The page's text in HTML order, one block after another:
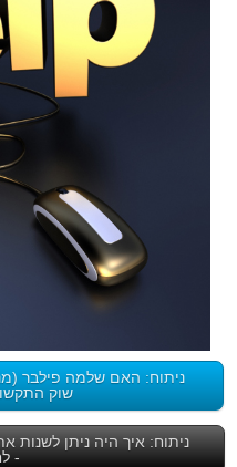
ניתוח: האם שלמה פילבר
שוק
ניתוח: איך היה ניתן לשנות
-